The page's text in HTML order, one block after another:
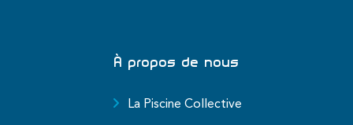
À propos de nous
La Piscine Collective